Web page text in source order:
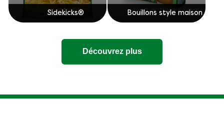
Sidekicks® Bouillons style maison
Découvrez plus